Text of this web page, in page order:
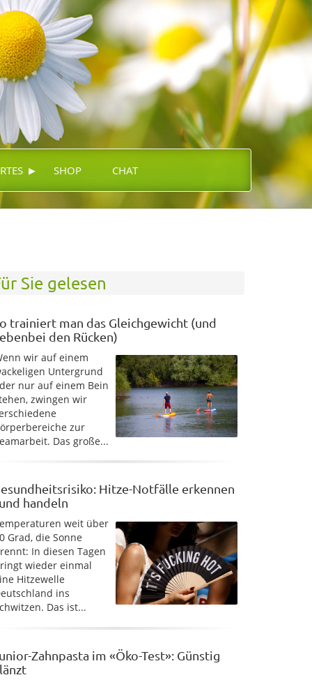
▸ SHOP CHAT
Sie gelesen
trainiert man das Gleichgewicht (und
den Rücken)
wir auf einem
Untergrund
nur auf einem Bein
zwingen wir
zur
Das große...
Hitze-Notfälle erkennen
handeln
weit über
Grad, die Sonne
In diesen Tagen
wieder einmal
Hitzewelle
ins
Das ist...
Zahnpasta im «Öko-Test»: Günstig